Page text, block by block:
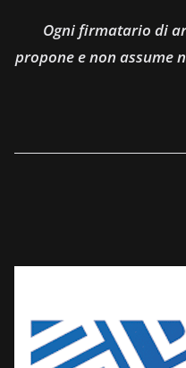
Ogni firmatario di
propone e non assume